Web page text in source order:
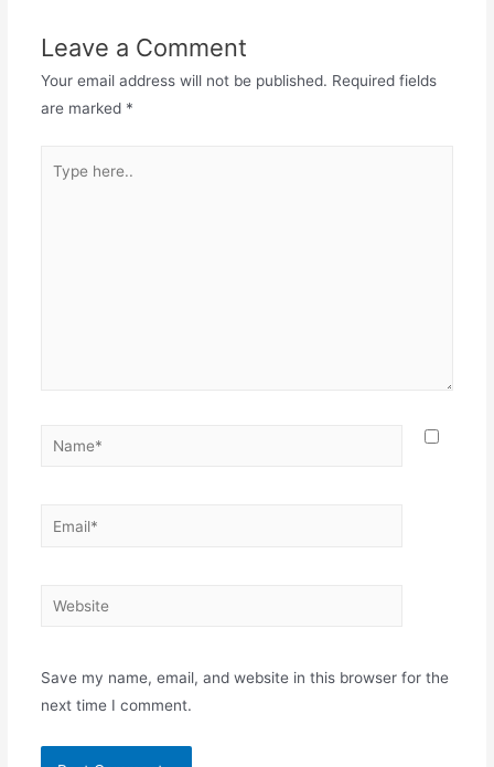
Leave a Comment
Your email address will not be published. Required fields
are marked *
Save my name, email, and website in this browser for the
next time I comment.